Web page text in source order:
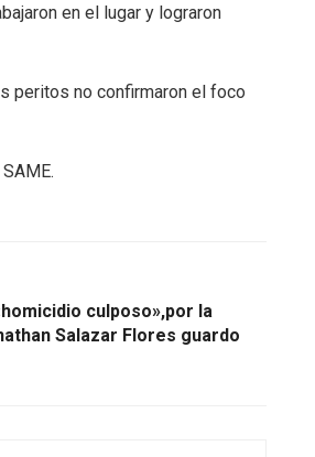
en el lugar y lograron
peritos no confirmaron el foco
culposo»,por la
Salazar Flores guardo